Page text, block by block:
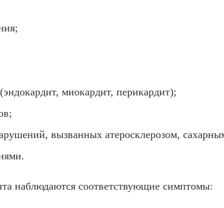
миокардит, перикардит);
вызванных атеросклерозом,
наблюдаются соответствующие симптомы: